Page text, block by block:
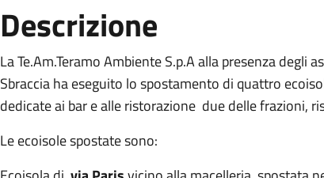
Descrizione
La Te.Am.Teramo Ambiente S.p.A alla presenza
Sbraccia ha eseguito lo spostamento di quattro
dedicate ai bar e alle ristorazione due delle frazioni,
Le ecoisole spostate sono: